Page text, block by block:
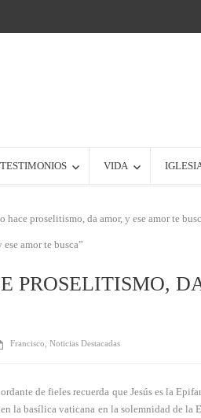
TESTIMONIOS VIDA
hace proselitismo, da amor, y ese amor te
PROSELITISMO,
Francisco Noticias Destacadas
de fieles recuerda que Jesús es la
la basílica vaticana en la solemnidad de la